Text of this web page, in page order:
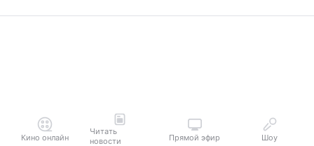
Кино онлайн
Читать
новости
Прямой эфир Шоу